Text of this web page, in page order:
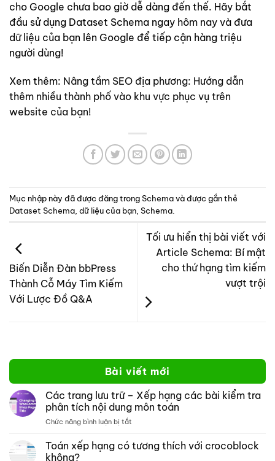
cho Google chưa bao giờ dễ dàng đến thế. Hãy bắt
đầu sử dụng Dataset Schema ngay hôm nay và đưa
dữ liệu của bạn lên Google để tiếp cận hàng triệu
người dùng!
Xem thêm: Nâng tầm SEO địa phương: Hướng dẫn
thêm nhiều thành phố vào khu vực phục vụ trên
website của bạn!
Mục nhập này đã được đăng trongSchemavà được gắn thẻ
Dataset Schema dữ liệu của bạn Schema
Biến Diễn Đàn bbPress
Thành Cỗ Máy Tìm Kiếm
Với Lược Đồ Q&A
Tối ưu hiển thị bài viết với
Article Schema: Bí mật
cho thứ hạng tìm kiếm
vượt trội
Bài viết mới
Các trang lưu trữ – Xếp hạng các bài kiểm tra
phân tích nội dung môn toán
Chức năng bình luận bị tắt
trang
lưu
Toán xếp hạng có tương thích với crocoblock
không?